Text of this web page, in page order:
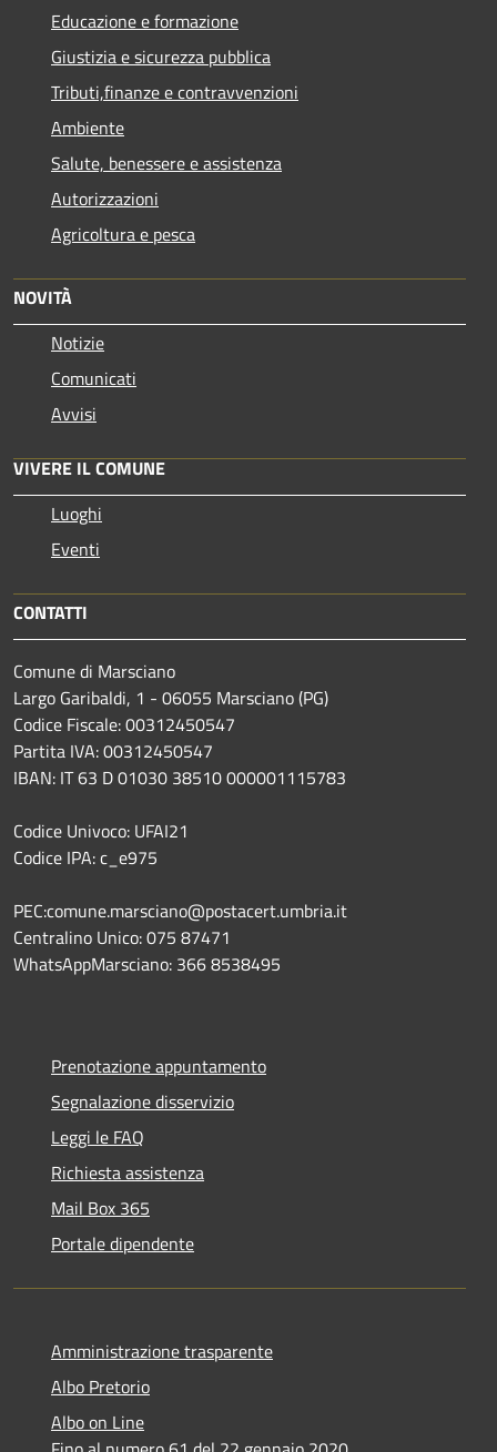
Educazione e formazione
Giustizia e sicurezza pubblica
Tributi,finanze e contravvenzioni
Ambiente
Salute, benessere e assistenza
Autorizzazioni
Agricoltura e pesca
NOVITÀ
Notizie
Comunicati
Avvisi
VIVERE IL COMUNE
Luoghi
Eventi
CONTATTI
Comune di Marsciano
Largo Garibaldi, 1 - 06055 Marsciano (PG)
Codice Fiscale: 00312450547
Partita IVA: 00312450547
IBAN: IT 63 D 01030 38510 000001115783
Codice Univoco: UFAI21
Codice IPA: c_e975
PEC:comune.marsciano@postacert.umbria.it
Centralino Unico: 075 87471
WhatsAppMarsciano: 366 8538495
Prenotazione appuntamento
Segnalazione disservizio
Leggi le FAQ
Richiesta assistenza
Mail Box 365
Portale dipendente
Amministrazione trasparente
Albo Pretorio
Albo on Line